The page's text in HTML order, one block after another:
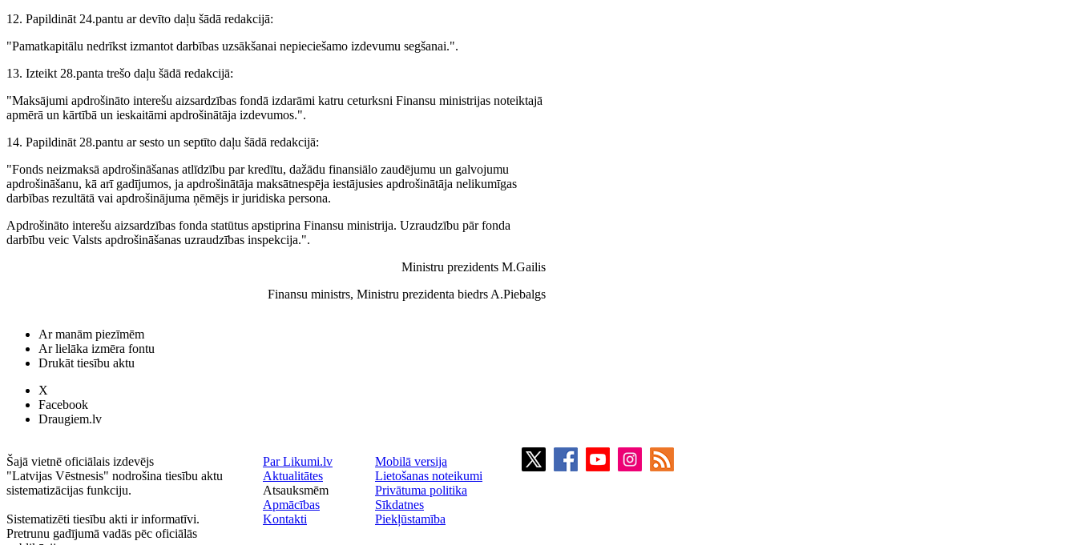
12. Papildināt 24.pantu ar devīto daļu šādā redakcijā:
"Pamatkapitālu nedrīkst izmantot darbības uzsākšanai nepieciešamo izdevumu segšanai.".
13. Izteikt 28.panta trešo daļu šādā redakcijā:
"Maksājumi apdrošināto interešu aizsardzības fondā izdarāmi katru ceturksni Finansu ministrijas noteiktajā
apmērā un kārtībā un ieskaitāmi apdrošinātāja izdevumos.".
14. Papildināt 28.pantu ar sesto un septīto daļu šādā redakcijā:
"Fonds neizmaksā apdrošināšanas atlīdzību par kredītu, dažādu finansiālo zaudējumu un galvojumu
apdrošināšanu, kā arī gadījumos, ja apdrošinātāja maksātnespēja iestājusies apdrošinātāja nelikumīgas
darbības rezultātā vai apdrošinājuma ņēmējs ir juridiska persona.
Apdrošināto interešu aizsardzības fonda statūtus apstiprina Finansu ministrija. Uzraudzību pār fonda
darbību veic Valsts apdrošināšanas uzraudzības inspekcija.".
Ministru prezidents M.Gailis
Finansu ministrs, Ministru prezidenta biedrs A.Piebalgs
Ar manām piezīmēm
Ar lielāka izmēra fontu
Drukāt tiesību aktu
X
Facebook
Draugiem.lv
Šajā vietnē oficiālais izdevējs
"Latvijas Vēstnesis" nodrošina tiesību aktu
sistematizācijas funkciju.
Sistematizēti tiesību akti ir informatīvi.
Pretrunu gadījumā vadās pēc oficiālās
Par Likumi.lv
Aktualitātes
Atsauksmēm
Apmācības
Kontakti
Mobilā versija
Lietošanas noteikumi
Privātuma politika
Sīkdatnes
Piekļūstamība